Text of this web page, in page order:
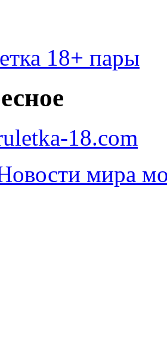
18+ пары
18.com
мира